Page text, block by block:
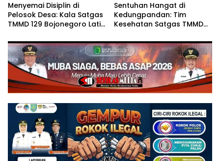
Menyemai Disiplin di
Pelosok Desa: Kala Satgas
TMMD 129 Bojonegoro Latih
Atap Kesongo
Sentuhan Hangat di
Kedungpandan: Tim
Kesehatan Satgas TMMD
Tanpa Batas, Menjaga
Kesehatan Warga